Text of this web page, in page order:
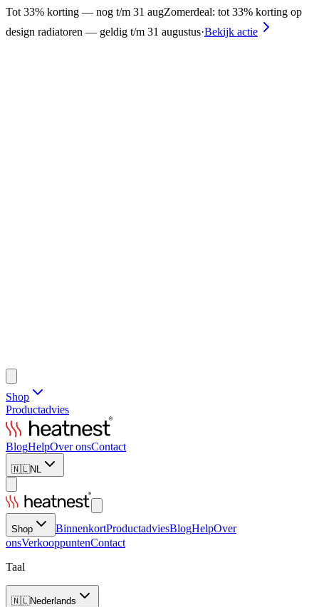
Tot 33% korting — nog t/m 31 augZomerdeal: tot 33% korting op
design radiatoren — geldig t/m 31 augustus·Bekijk actie
Shop
Productadvies
BlogHelpOver onsContact
🇳🇱NL
Shop BinnenkortProductadviesBlogHelpOver
onsVerkooppuntenContact
Taal
🇳🇱Nederlands